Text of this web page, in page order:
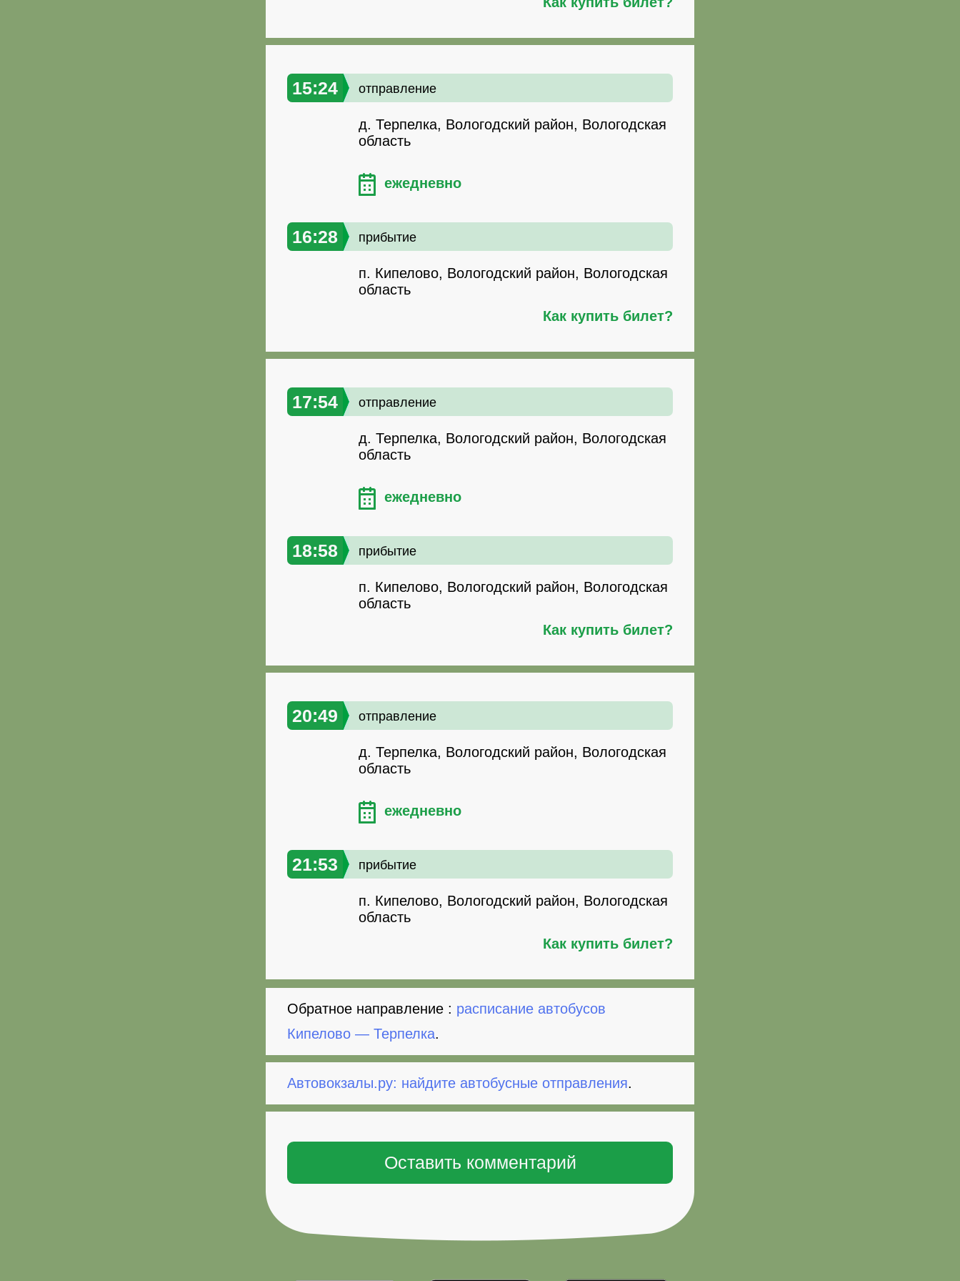
15:24 отправление
д. Терпелка, Вологодский район, Вологодская
область
ежедневно
16:28 прибытие
п. Кипелово, Вологодский район, Вологодская
область
Как купить билет?
17:54 отправление
д. Терпелка, Вологодский район, Вологодская
область
ежедневно
18:58 прибытие
п. Кипелово, Вологодский район, Вологодская
область
Как купить билет?
20:49 отправление
д. Терпелка, Вологодский район, Вологодская
область
ежедневно
21:53 прибытие
п. Кипелово, Вологодский район, Вологодская
область
Как купить билет?
Обратное направление : расписание автобусов
Кипелово — Терпелка.
Автовокзалы.ру: найдите автобусные отправления.